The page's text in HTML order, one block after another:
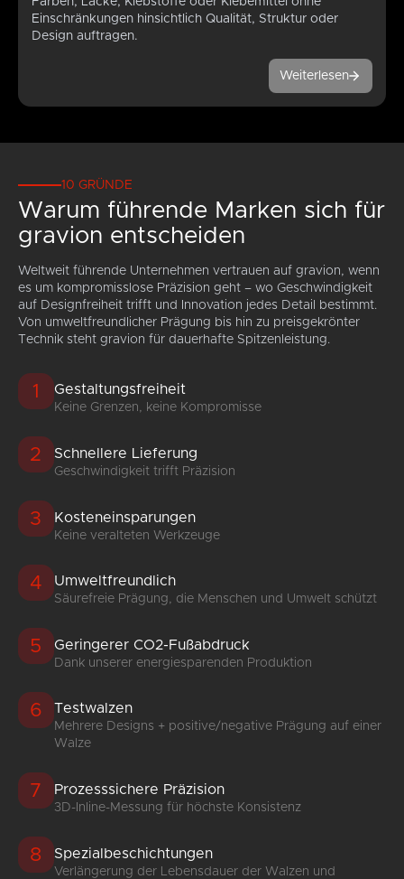
Einschränkungen hinsichtlich Qualität, Struktur oder
Design auftragen.
Weiterlesen
10 GRÜNDE
Warum führende Marken sich für
gravion entscheiden
Weltweit führende Unternehmen vertrauen auf gravion, wenn
es um kompromisslose Präzision geht – wo Geschwindigkeit
auf Designfreiheit trifft und Innovation jedes Detail bestimmt.
Von umweltfreundlicher Prägung bis hin zu preisgekrönter
Technik steht gravion für dauerhafte Spitzenleistung.
1 Gestaltungsfreiheit
Keine Grenzen, keine Kompromisse
2 Schnellere Lieferung
Geschwindigkeit trifft Präzision
3 Kosteneinsparungen
Keine veralteten Werkzeuge
4 Umweltfreundlich
Säurefreie Prägung, die Menschen und Umwelt schützt
5 Geringerer CO2-Fußabdruck
Dank unserer energiesparenden Produktion
6 Testwalzen
Mehrere Designs + positive/negative Prägung auf einer
Walze
7 Prozesssichere Präzision
3D-Inline-Messung für höchste Konsistenz
8 Spezialbeschichtungen
Verlängerung der Lebensdauer der Walzen und